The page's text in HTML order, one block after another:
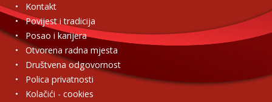
Kontakt
Povijest i tradicija
Posao i karijera
Otvorena radna mjesta
Društvena odgovornost
Polica privatnosti
Kolačići - cookies